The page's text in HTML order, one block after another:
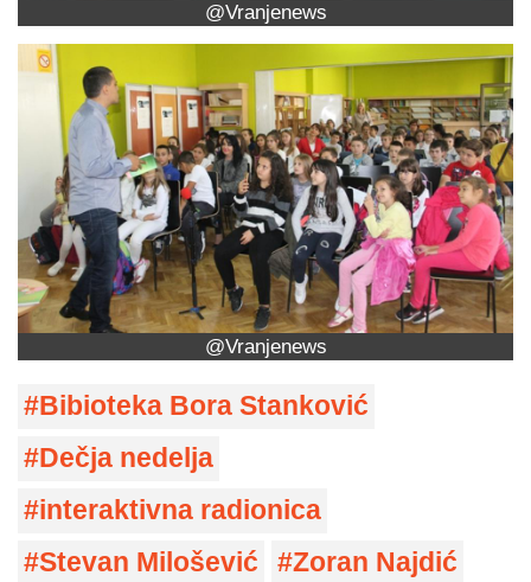
@Vranjenews
@Vranjenews
Bibioteka Bora Stanković
Dečja nedelja
interaktivna radionica
Stevan Milošević
Zoran Najdić